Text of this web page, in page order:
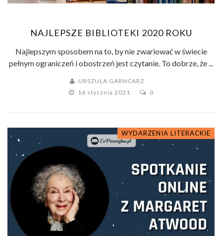
NAJLEPSZE BIBLIOTEKI 2020 ROKU
Najlepszym sposobem na to, by nie zwariować w świecie
pełnym ograniczeń i obostrzeń jest czytanie. To dobrze, że ...
URSZULA GARNCARZ
16 stycznia 2021
0
WYDARZENIA LITERACKIE